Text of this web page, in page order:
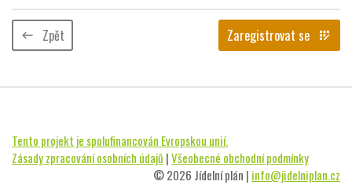
keyboard_backspace Zpět Zaregistrovat se app_registration
Tento projekt je spolufinancován Evropskou unií.
Zásady zpracování osobních údajů |Všeobecné obchodní podmínky
© 2026 Jídelní plán | info@jidelniplan.cz